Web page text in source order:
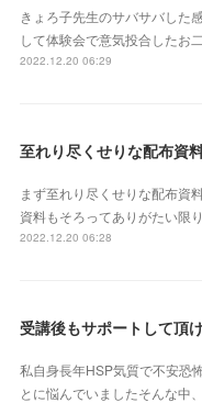
きょろ子先生のサバサバした
して体験会で意気投合したお
2022.12.20 06:29
至れり尽くせりな配布資
まず至れり尽くせりな配布資
資料もそろってありがたい限
2022.12.20 06:28
私自身長年HSP気質で不安恐
とに悩んでいましたそんな中